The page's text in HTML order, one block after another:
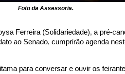
Foto da Assessoria.
Ferreira (Solidariedade), a pré-
ao Senado, cumprirão agenda
para conversar e ouvir os